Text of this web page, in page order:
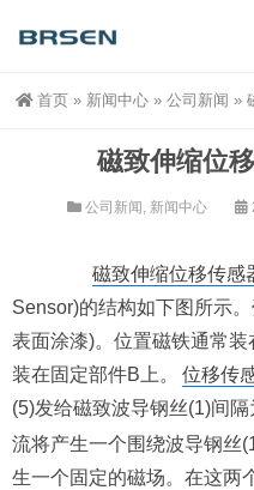
首页 » 新闻中心 » 公司新闻 »
磁致伸缩位
公司新闻 , 新闻中心
磁致伸缩位移传感
Sensor)的结构如下图所示
表面涂漆)。位置磁铁通常
装在固定部件B上。
位移传
(5)发给磁致波导钢丝(1)间
流将产生一个围绕波导钢丝
生一个固定的磁场。在这两